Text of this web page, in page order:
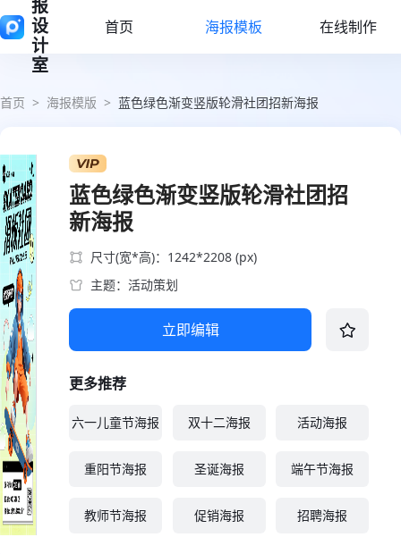
报
设
计
室
首页 海报模板 在线制作
首页 > 海报模版 > 蓝色绿色渐变竖版轮滑社团招新海报
蓝色绿色渐变竖版轮滑社团招
新海报
尺寸(宽*高)：1242*2208 (px)
主题：活动策划
立即编辑
更多推荐
六一儿童节海报 双十二海报 活动海报
重阳节海报 圣诞海报 端午节海报
教师节海报 促销海报 招聘海报